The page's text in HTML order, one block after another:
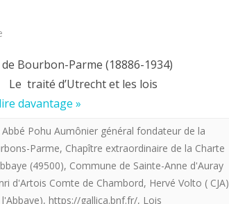
ET
LEGITIMISME.
Texte
mis
en
Bourbon-Parme (18886-1934)
traité d’Utrecht et les lois
davantage »
Abbé Pohu Aumônier général fondateur de la
Parme, Chapître extraordinaire de la Charte
(49500), Commune de Sainte-Anne d'Auray
d'Artois Comte de Chambord, Hervé Volto ( CJA)
, https://gallica.bnf.fr/, Lois